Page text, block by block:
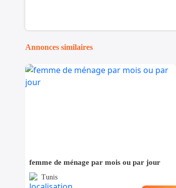
Annonces similaires
femme de ménage par mois ou par jour
Tunis